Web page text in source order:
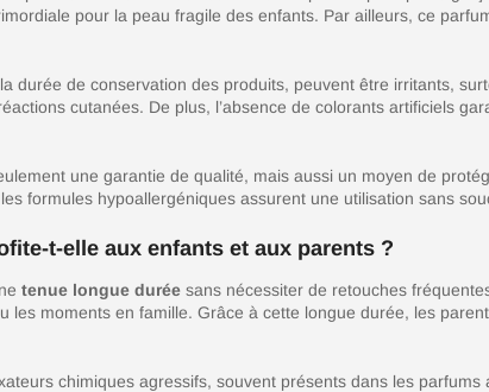
pour la peau fragile des enfants. Par ailleurs, ce
durée de conservation des produits, peuvent être irritants,
cutanées. De plus, l’absence de colorants artificiels
une garantie de qualité, mais aussi un moyen de
formules hypoallergéniques assurent une utilisation sans
t-elle aux enfants et aux parents ?
tenue longue durée sans nécessiter de retouches
moments en famille. Grâce à cette longue durée, les
chimiques agressifs, souvent présents dans les